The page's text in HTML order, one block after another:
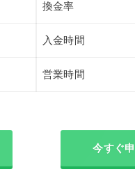
換金率
入金時間
営業時間
今すぐ